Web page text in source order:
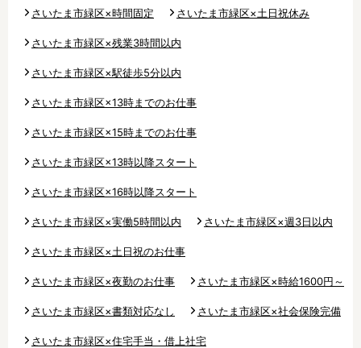
さいたま市緑区×時間固定 さいたま市緑区×土日祝休み
さいたま市緑区×残業3時間以内
さいたま市緑区×駅徒歩5分以内
さいたま市緑区×13時までのお仕事
さいたま市緑区×15時までのお仕事
さいたま市緑区×13時以降スタート
さいたま市緑区×16時以降スタート
さいたま市緑区×実働5時間以内 さいたま市緑区×週3日以内
さいたま市緑区×土日祝のお仕事
さいたま市緑区×夜勤のお仕事 さいたま市緑区×時給1600円～
さいたま市緑区×書類対応なし さいたま市緑区×社会保険完備
さいたま市緑区×住宅手当・借上社宅